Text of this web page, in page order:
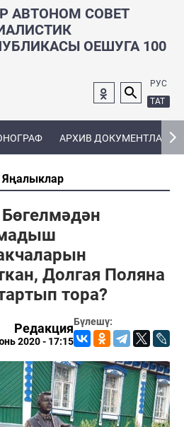
АВТОНОМ СОВЕТ
ОЕШУГА 100
РУС
ТАТ
АРХИВ ДОКУМЕНТЛАРЫ
Яңалыклар
Долгая Поляна
тора?
Бүлешү:
Редакция
2020 - 17:15